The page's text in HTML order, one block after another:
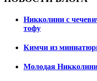
Никколини с
тофу
Кимчи из
Молодая